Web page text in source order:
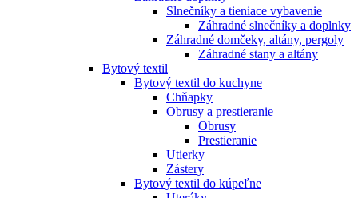
Slnečníky a tieniace vybavenie
Záhradné slnečníky a doplnky
Záhradné domčeky, altány, pergoly
Záhradné stany a altány
Bytový textil
Bytový textil do kuchyne
Chňapky
Obrusy a prestieranie
Obrusy
Prestieranie
Utierky
Zástery
Bytový textil do kúpeľne